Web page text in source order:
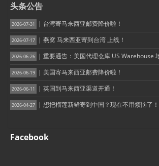
头条公告
2026-07-31 | 台湾寄马来西亚邮费降价啦！
2026-07-17 | 燕窝 马来西亚寄到台湾 上线！
2026-06-26 | 重要通告：美国代理仓库 US Warehouse
2026-06-19 | 美国寄马来西亚邮费降价啦！
2026-06-11 | 英国到马来西亚渠道开通！
2026-04-27 | 想把榴莲新鲜寄到中国？现在不用烦恼了！
Facebook